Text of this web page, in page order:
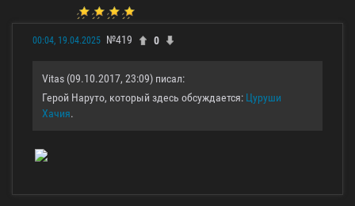
00:04, 19.04.2025 №419 0
Vitas (09.10.2017, 23:09) писал:
Герой Наруто, который здесь обсуждается: Цуруши
Хачия.